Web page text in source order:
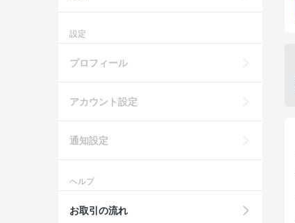
設定
プロフィール
アカウント設定
通知設定
ヘルプ
お取引の流れ